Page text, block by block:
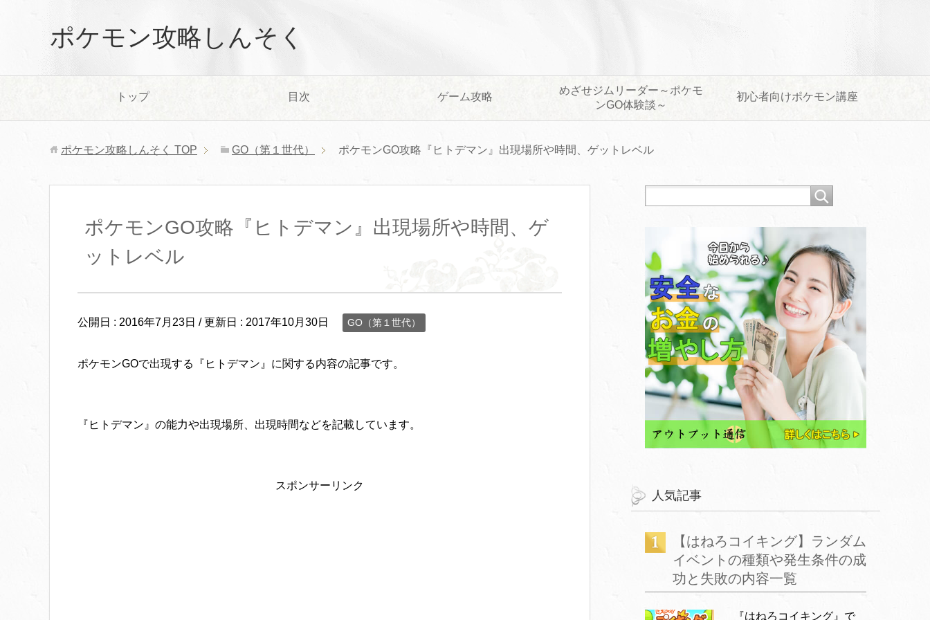
ポケモン攻略しんそく
トップ 目次 ゲーム攻略
めざせジムリーダー～ポケモ
ンGO体験談～
初心者向けポケモン講座
ポケモン攻略しんそく TOP GO（第１世代） ポケモンGO攻略『ヒトデマン』出現場所や時間、ゲットレベル
ポケモンGO攻略『ヒトデマン』出現場所や時間、ゲ
ットレベル
公開日 : 2016年7月23日 / 更新日 : 2017年10月30日 GO（第１世代）
ポケモンGOで出現する『ヒトデマン』に関する内容の記事です。
『ヒトデマン』の能力や出現場所、出現時間などを記載しています。
スポンサーリンク
人気記事
【はねろコイキング】ランダム
イベントの種類や発生条件の成
功と失敗の内容一覧
『はねろコイキング』で